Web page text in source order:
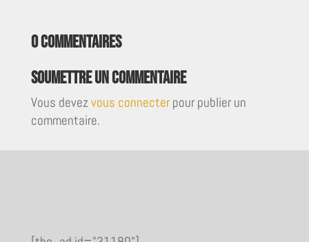
0 commentaires
Soumettre un commentaire
Vous devez vous connecterpour publier un
commentaire.